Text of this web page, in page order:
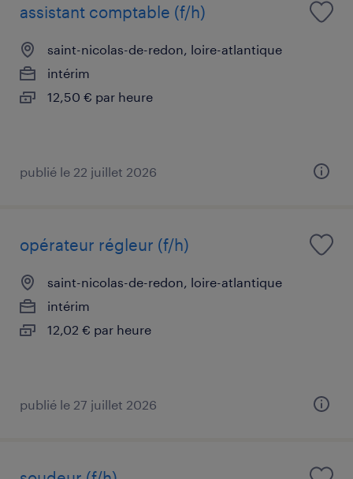
assistant comptable (f/h)
saint-nicolas-de-redon, loire-atlantique
intérim
12,50 € par heure
publié le 22 juillet 2026
opérateur régleur (f/h)
saint-nicolas-de-redon, loire-atlantique
intérim
12,02 € par heure
publié le 27 juillet 2026